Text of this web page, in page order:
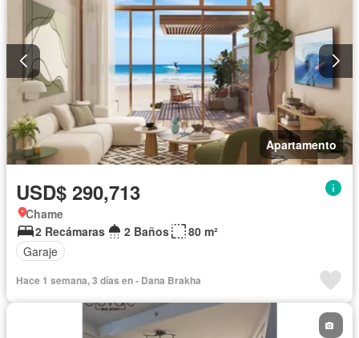
Apartamento
USD$ 290,713
Chame
2 Recámaras
2 Baños
80 m²
Garaje
Hace 1 semana, 3 días en - Dana Brakha